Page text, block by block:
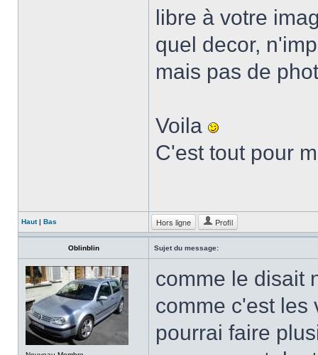
libre à votre
quel decor,
mais pas de
Voila
C'est tout pour
Haut| Bas Hors ligne Profil
Oblinblin Sujet du message:
comme le disait
comme c'est les
pourrai faire